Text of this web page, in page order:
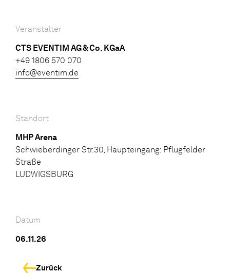
Veranstalter
CTS EVENTIM AG & Co. KGaA
+49 1806 570 070
info@eventim.de
Standort
MHP Arena
Schwieberdinger Str.30, Haupteingang: Pflugfelder
Straße
LUDWIGSBURG
Datum
06.11.26
Zurück